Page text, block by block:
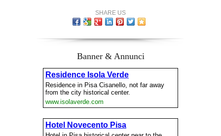
SHARE US
Banner & Annunci